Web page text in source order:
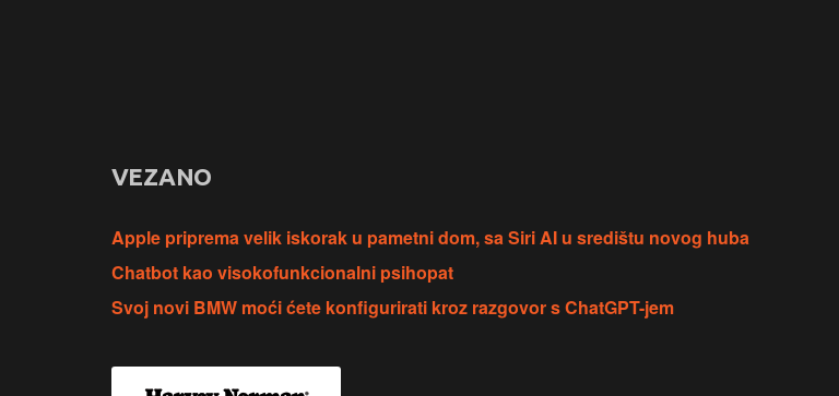
VEZANO
Apple priprema velik iskorak u pametni dom, sa Siri AI u središtu novog huba
Chatbot kao visokofunkcionalni psihopat
Svoj novi BMW moći ćete konfigurirati kroz razgovor s ChatGPT-jem